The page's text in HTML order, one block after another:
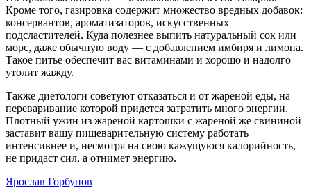
Кроме того, газировка содержит множество вредных добавок:
консервантов, ароматизаторов, искусственных
подсластителей. Куда полезнее выпить натуральный сок или
морс, даже обычную воду — с добавлением имбиря и лимона.
Такое питье обеспечит вас витаминами и хорошо и надолго
утолит жажду.
Также диетологи советуют отказаться и от жареной еды, на
переваривание которой придется затратить много энергии.
Плотный ужин из жареной картошки с жареной же свининой
заставит вашу пищеварительную систему работать
интенсивнее и, несмотря на свою кажущуюся калорийность,
не придаст сил, а отнимет энергию.
Ярослав Горбунов